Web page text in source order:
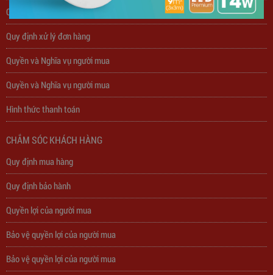
Chế tài xử lý vi phạm
Quy định xử lý đơn hàng
Quyền và Nghĩa vụ người mua
Quyền và Nghĩa vụ người mua
Hình thức thanh toán
CHẮM SÓC KHÁCH HÀNG
Quy định mua hàng
Quy định bảo hành
Quyền lợi của người mua
Bảo vệ quyền lợi của người mua
Bảo vệ quyền lợi của người mua